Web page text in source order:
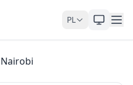
PL
Nairobi